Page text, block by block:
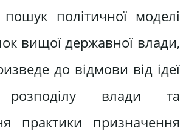
політичної моделі
вищої державної влади,
до відмови від ідеї
розподілу влади та
практики призначення